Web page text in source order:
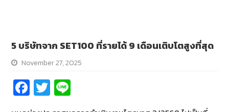
5 บริษัทจาก SET100 ที่รายได้ 9 เดือนเติบโตสูงที่สุด
November 27, 2025
Fa
ce
T
wi